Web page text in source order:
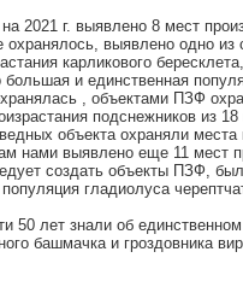
2021 г. выявлено 8 мест
охранялось, выявлено одно из
карликового
и единственная
, объектами ПЗФ
подснежников из
объекта охраняли места
нами выявлено еще 11 мест
создать объекты ПЗФ,
гладиолуса
50 лет знали об
башмачка и гроздовника